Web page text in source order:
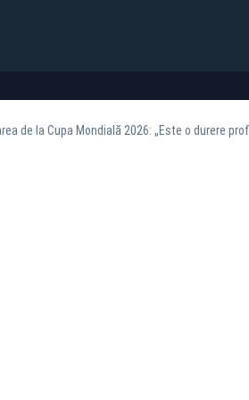
de la Cupa Mondială 2026: „Este o durere